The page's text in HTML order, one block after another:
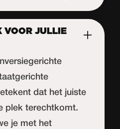
VOOR JULLIE
dat het juiste
plek terechtkomt.
je met het